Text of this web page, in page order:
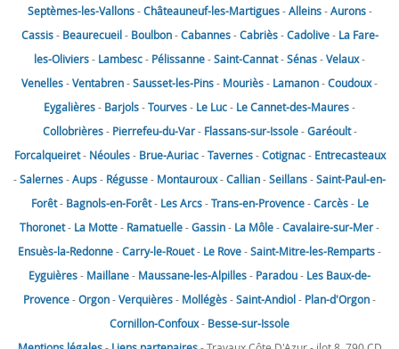
Septèmes-les-Vallons-Châteauneuf-les-Martigues-Alleins-Aurons-
Cassis- Beaurecueil- Boulbon-Cabannes-Cabriès-Cadolive- La Fare-
les-Oliviers- Lambesc- Pélissanne-Saint-Cannat-Sénas-Velaux-
Venelles-Ventabren-Sausset-les-Pins- Mouriès- Lamanon-Coudoux-
Eygalières- Barjols-Tourves- Le Luc- Le Cannet-des-Maures-
Collobrières- Pierrefeu-du-Var- Flassans-sur-Issole-Garéoult-
Forcalqueiret- Néoules- Brue-Auriac-Tavernes-Cotignac- Entrecasteaux
-Salernes-Aups- Régusse- Montauroux-Callian-Seillans-Saint-Paul-en-
Forêt- Bagnols-en-Forêt- Les Arcs-Trans-en-Provence-Carcès- Le
Thoronet- La Motte- Ramatuelle-Gassin- La Môle-Cavalaire-sur-Mer-
Ensuès-la-Redonne-Carry-le-Rouet- Le Rove-Saint-Mitre-les-Remparts-
Eyguières- Maillane- Maussane-les-Alpilles- Paradou- Les Baux-de-
Provence-Orgon-Verquières- Mollégès-Saint-Andiol- Plan-d'Orgon-
Cornillon-Confoux- Besse-sur-Issole